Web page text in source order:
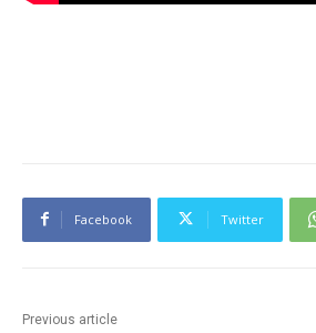
Facebook Twitter
Previous article